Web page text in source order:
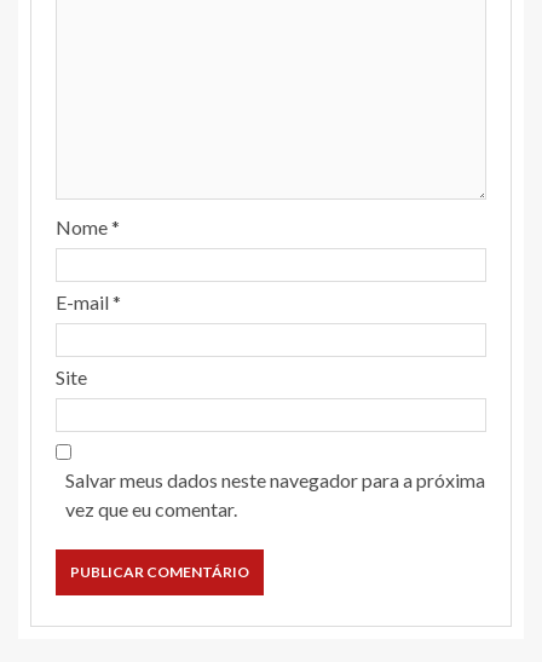
Nome*
E-mail*
Site
Salvar meus dados neste navegador para a próxima
vez que eu comentar.